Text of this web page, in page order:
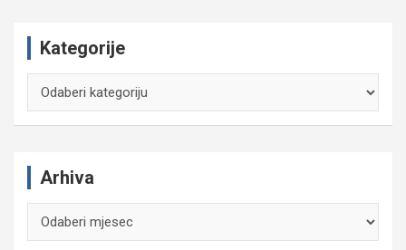
Kategorije
Arhiva